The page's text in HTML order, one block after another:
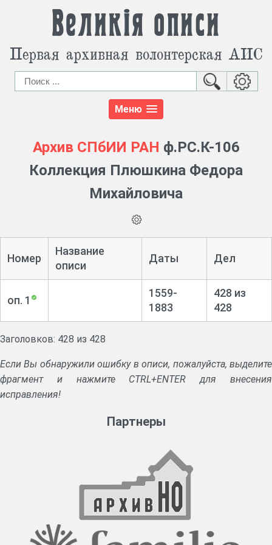
Великія описи
Первая архивная волонтерская АИС
Меню
Архив СПбИИ РАН ф.РС.К-106
Коллекция Плюшкина Федора
Михайловича
Номер
Название
описи
Даты Дел
оп. 1
1559-
1883
428 из
428
Заголовков: 428 из 428
Если Вы обнаружили ошибку в описи, пожалуйста, выделите
фрагмент и нажмите CTRL+ENTER для внесения
исправления!
Партнеры